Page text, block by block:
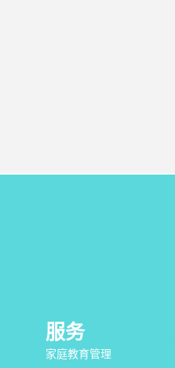
服务
家庭教育管理